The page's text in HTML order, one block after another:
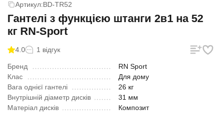
Артикул:BD-TR52
Гантелі з функцією штанги 2в1 на 52
кг RN-Sport
4.0 1 відгук
Бренд
RN Sport
Клас
Для дому
Вага однієї гантелі
26 кг
Внутрішній діаметр дисків
31 мм
Матеріал дисків
Композит